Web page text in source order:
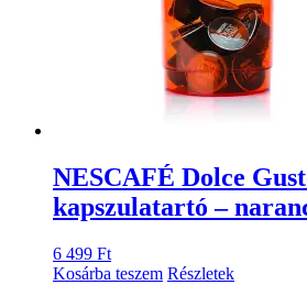
NESCAFÉ Dolce
kapszulatartó –
6 499 Ft
Kosárba teszem Részletek